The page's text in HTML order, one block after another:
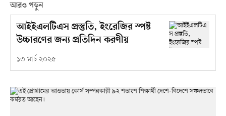
আরও পড়ুন
আইইএলটিএস প্রস্তুতি, ইংরেজির স্পষ্ট
উচ্চারণের জন্য প্রতিদিন করণীয়
১৩ মার্চ ২০২৫